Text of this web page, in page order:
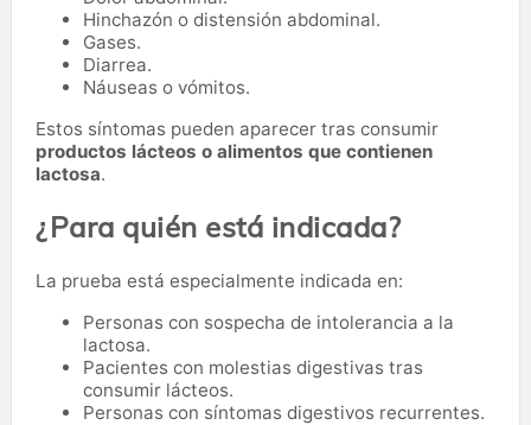
Hinchazón o distensión abdominal.
Gases.
Diarrea.
Náuseas o vómitos.
Estos síntomas pueden aparecer tras consumir
productos lácteos o alimentos que contienen
lactosa.
¿Para quién está indicada?
La prueba está especialmente indicada en:
Personas con sospecha de intolerancia a la
lactosa.
Pacientes con molestias digestivas tras
consumir lácteos.
Personas con síntomas digestivos recurrentes.